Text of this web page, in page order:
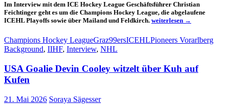
Im Interview mit dem ICE Hockey League Geschäftsführer Christian
Feichtinger geht es um die Champions Hockey League, die abgelaufene
ICEHL Playoffs sowie über Mailand und Feldkirch. Christian
im
Puckfans
weiterlesen →
Champions Hockey LeagueGraz99ersICEHLPioneers Vorarlberg
Background, IIHF, Interview, NHL
USA Goalie Devin Cooley witzelt über Kuh auf
Kufen
21. Mai 2026 Soraya Sägesser